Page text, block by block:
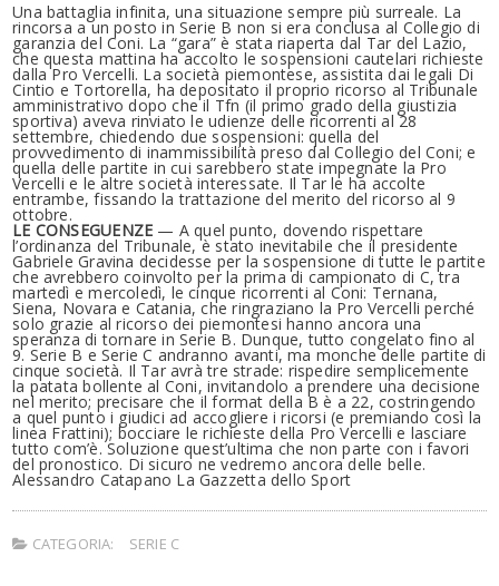
Una battaglia infinita, una situazione sempre più surreale. La
rincorsa a un posto in Serie B non si era conclusa al Collegio di
garanzia del Coni. La “gara” è stata riaperta dal Tar del Lazio,
che questa mattina ha accolto le sospensioni cautelari richieste
dalla Pro Vercelli. La società piemontese, assistita dai legali Di
Cintio e Tortorella, ha depositato il proprio ricorso al Tribunale
amministrativo dopo che il Tfn (il primo grado della giustizia
sportiva) aveva rinviato le udienze delle ricorrenti al 28
settembre, chiedendo due sospensioni: quella del
provvedimento di inammissibilità preso dal Collegio del Coni; e
quella delle partite in cui sarebbero state impegnate la Pro
Vercelli e le altre società interessate. Il Tar le ha accolte
entrambe, fissando la trattazione del merito del ricorso al 9
ottobre.
LE CONSEGUENZE — A quel punto, dovendo rispettare
l’ordinanza del Tribunale, è stato inevitabile che il presidente
Gabriele Gravina decidesse per la sospensione di tutte le partite
che avrebbero coinvolto per la prima di campionato di C, tra
martedì e mercoledì, le cinque ricorrenti al Coni: Ternana,
Siena, Novara e Catania, che ringraziano la Pro Vercelli perché
solo grazie al ricorso dei piemontesi hanno ancora una
speranza di tornare in Serie B. Dunque, tutto congelato fino al
9. Serie B e Serie C andranno avanti, ma monche delle partite di
cinque società. Il Tar avrà tre strade: rispedire semplicemente
la patata bollente al Coni, invitandolo a prendere una decisione
nel merito; precisare che il format della B è a 22, costringendo
a quel punto i giudici ad accogliere i ricorsi (e premiando così la
linea Frattini); bocciare le richieste della Pro Vercelli e lasciare
tutto com’è. Soluzione quest’ultima che non parte con i favori
del pronostico. Di sicuro ne vedremo ancora delle belle.
Alessandro Catapano La Gazzetta dello Sport
CATEGORIA: SERIE C